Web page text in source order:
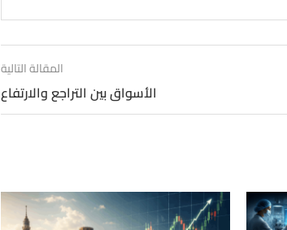
المقالة التالية
الأسواق بين التراجع والارتفاع